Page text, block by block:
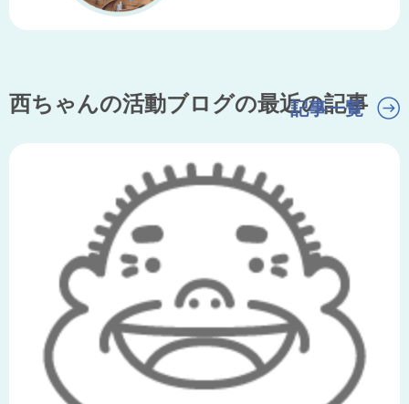
西ちゃんの活動ブログの最近の記事
記事一覧